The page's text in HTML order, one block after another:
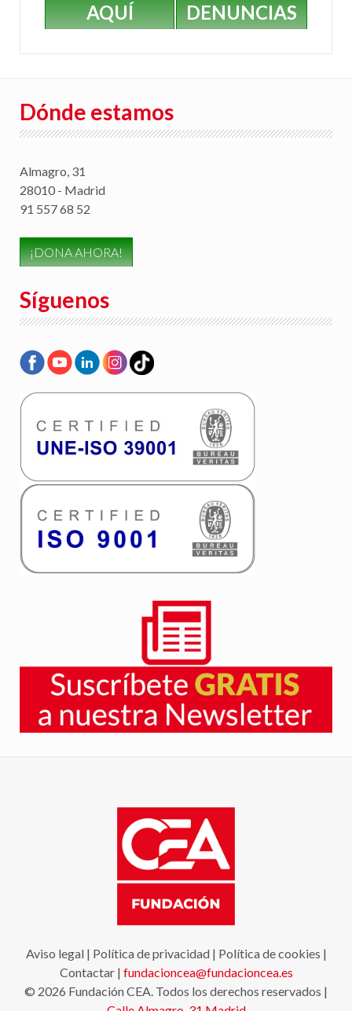
AQUÍ
DENUNCIAS
Dónde estamos
Almagro, 31
28010 - Madrid
91 557 68 52
¡DONA AHORA!
Síguenos
Aviso legal| Política de privacidad| Política de cookies |
Contactar| fundacioncea@fundacioncea.es
© 2026 Fundación CEA. Todos los derechos reservados |